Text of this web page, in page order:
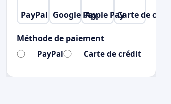
PayPal Google PayApple PayCarte de crédit
Méthode de paiement
PayPal Carte de crédit